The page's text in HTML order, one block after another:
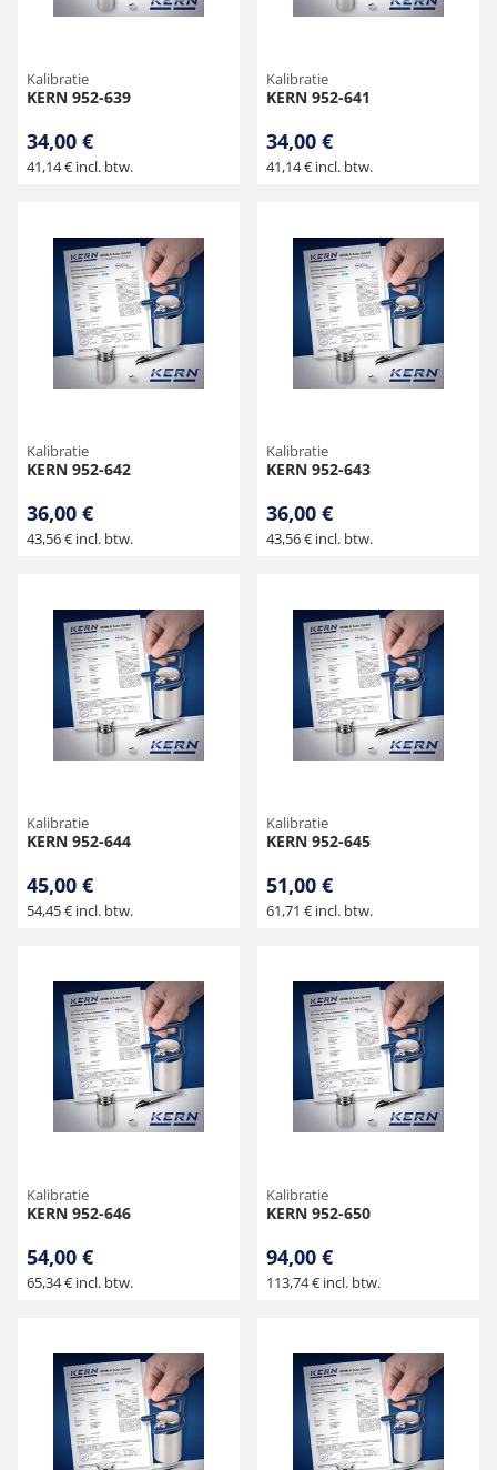
Kalibratie
KERN 952-639
34,00 €
41,14 € incl. btw.
Kalibratie
KERN 952-641
34,00 €
41,14 € incl. btw.
Kalibratie
KERN 952-642
36,00 €
43,56 € incl. btw.
Kalibratie
KERN 952-643
36,00 €
43,56 € incl. btw.
Kalibratie
KERN 952-644
45,00 €
54,45 € incl. btw.
Kalibratie
KERN 952-645
51,00 €
61,71 € incl. btw.
Kalibratie
KERN 952-646
54,00 €
65,34 € incl. btw.
Kalibratie
KERN 952-650
94,00 €
113,74 € incl. btw.